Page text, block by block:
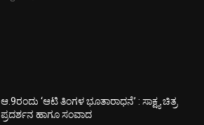
ಆ.9ರಂದು ‘ಆಟಿ ತಿಂಗಳ ಭೂತಾರಾಧನೆ’ : ಸಾಕ್ಷ್ಯ ಚಿತ್ರ
ಪ್ರದರ್ಶನ ಹಾಗೂ ಸಂವಾದ